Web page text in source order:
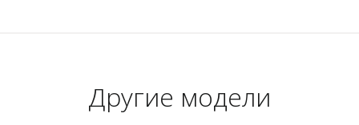
Другие модели